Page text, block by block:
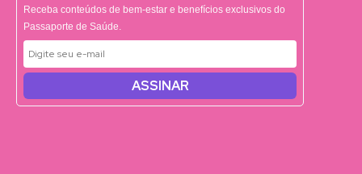
Receba conteúdos de bem-estar e benefícios exclusivos do
Passaporte de Saúde.
ASSINAR